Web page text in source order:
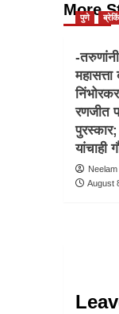
More
पुणे
-
रणजीत
यांचाही
August